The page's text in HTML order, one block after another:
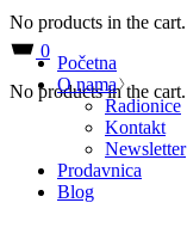
0
No products in the cart.
No products in the cart.
Početna
O nama
Radionice
Kontakt
Newsletter
Prodavnica
Blog